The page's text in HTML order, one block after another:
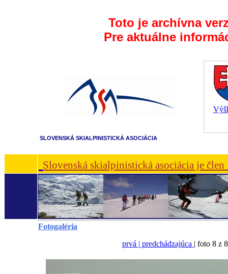
Toto je archívna
Pre aktuálne
SLOVENSKÁ SKIALPINISTICKÁ ASOCIÁCIA
Slovenská skialpinistická asociácia je
Fotogaléria
prvá | predchádzajúca | foto 8 z